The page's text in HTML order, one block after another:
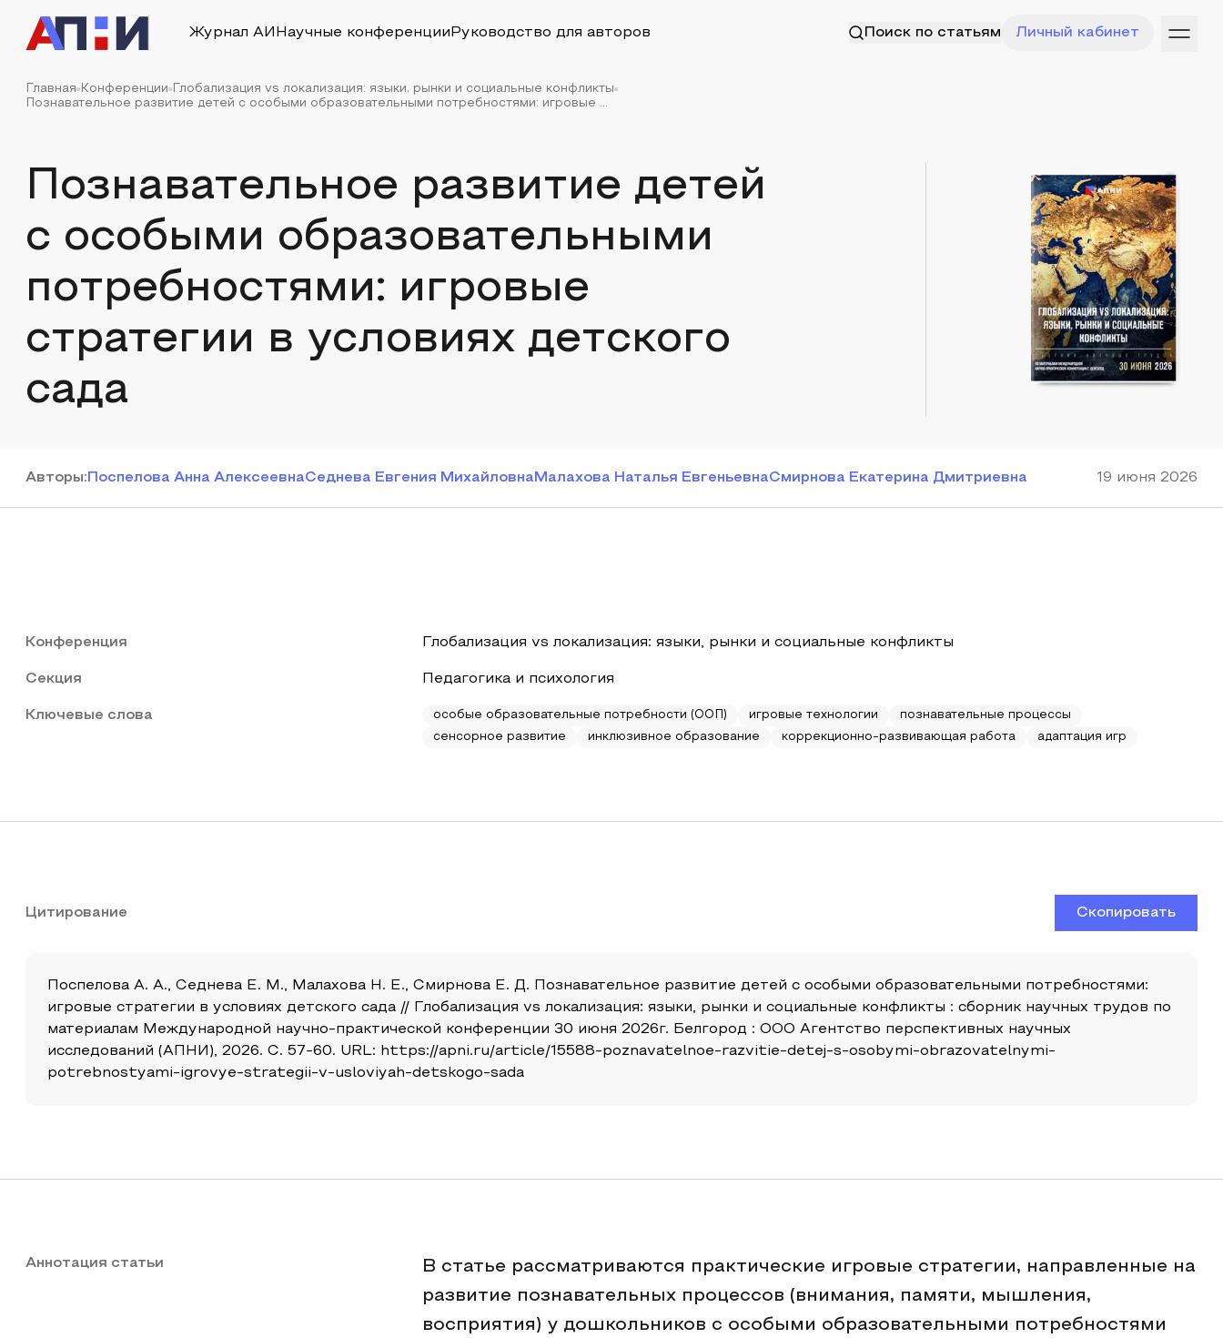
Журнал АИ Научные конференции Руководство для авторов Поиск по статьям Личный кабинет
Главная Конференции
Глобализация vs локализация: языки, рынки и социальные конфликты
Познавательное развитие детей с особыми образовательными потребностями: игровые ...
Познавательное развитие детей
с особыми образовательными
потребностями: игровые
стратегии в условиях детского
сада
Авторы: Поспелова Анна АлексеевнаСеднева Евгения Михайловна Малахова Наталья ЕвгеньевнаСмирнова Екатерина Дмитриевна 19 июня 2026
Конференция Глобализация vs локализация: языки, рынки и социальные конфликты
Секция Педагогика и психология
Ключевые слова особые образовательные потребности (ООП) игровые технологии
познавательные процессы
сенсорное развитие
инклюзивное образование коррекционно-развивающая работа адаптация игр
Цитирование Скопировать
Поспелова А. А., Седнева Е. М., Малахова Н. Е., Смирнова Е. Д. Познавательное развитие детей с особыми образовательными потребностями:
игровые стратегии в условиях детского сада // Глобализация vs локализация: языки, рынки и социальные конфликты : сборник научных трудов по
материалам Международной научно-практической конференции 30 июня 2026г. Белгород : ООО Агентство перспективных научных
исследований (АПНИ), 2026. С. 57-60. URL: https://apni.ru/article/15588-poznavatelnoe-razvitie-detej-s-osobymi-obrazovatelnymi-
potrebnostyami-igrovye-strategii-v-usloviyah-detskogo-sada
Аннотация статьи
В статье рассматриваются практические игровые стратегии, направленные на
развитие познавательных процессов (внимания, памяти, мышления,
восприятия) у дошкольников с особыми образовательными потребностями